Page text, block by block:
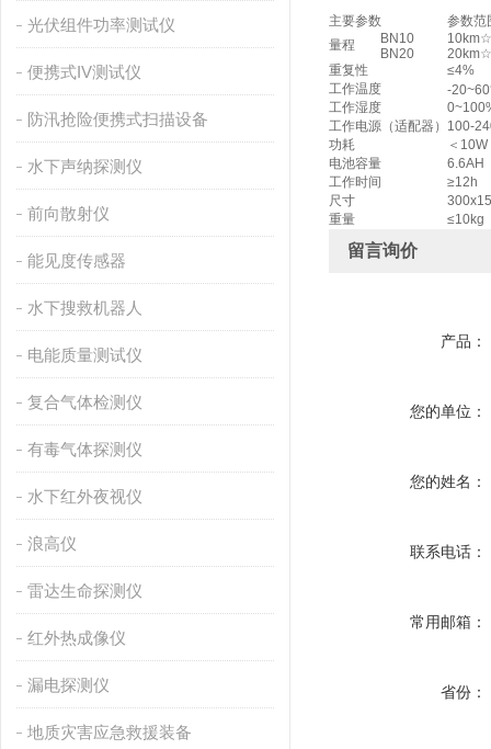
光伏组件功率测试仪
便携式IV测试仪
防汛抢险便携式扫描设备
水下声纳探测仪
前向散射仪
能见度传感器
水下搜救机器人
电能质量测试仪
复合气体检测仪
有毒气体探测仪
水下红外夜视仪
浪高仪
雷达生命探测仪
红外热成像仪
漏电探测仪
地质灾害应急救援装备
主要参数
参数范
量程
BN10
10km☆
BN20
20km☆
重复性
≤4%
工作温度
-
工作湿度
工作电源（适配器） 100-
功耗
＜10W
电池容量
6.6AH
工作时间
≥12h
尺寸
重量
≤10kg
留言询价
产品：
您的单位：
您的姓名：
联系电话：
常用邮箱：
省份：